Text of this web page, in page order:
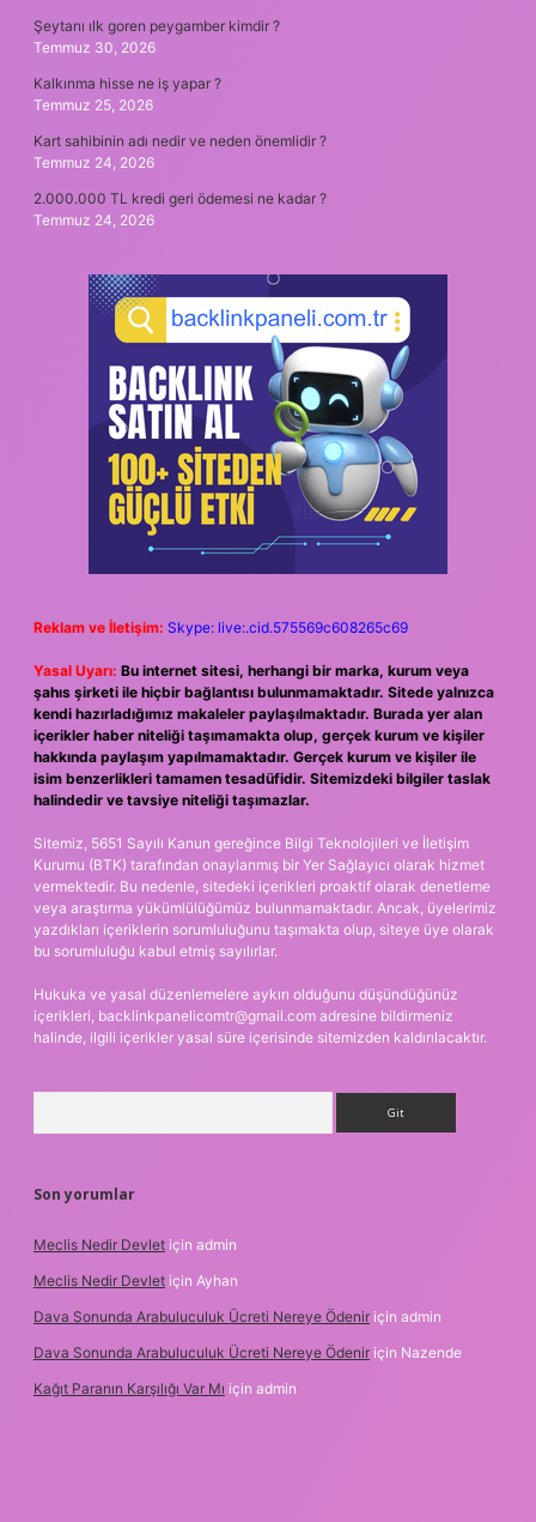
Şeytanı ılk goren peygamber kimdir ?
Temmuz 30, 2026
Kalkınma hisse ne iş yapar ?
Temmuz 25, 2026
Kart sahibinin adı nedir ve neden önemlidir ?
Temmuz 24, 2026
2.000.000 TL kredi geri ödemesi ne kadar ?
Temmuz 24, 2026
Reklam ve İletişim: Skype: live:.cid.575569c608265c69
Yasal Uyarı: Bu internet sitesi, herhangi bir marka, kurum veya
şahıs şirketi ile hiçbir bağlantısı bulunmamaktadır. Sitede yalnızca
kendi hazırladığımız makaleler paylaşılmaktadır. Burada yer alan
içerikler haber niteliği taşımamakta olup, gerçek kurum ve kişiler
hakkında paylaşım yapılmamaktadır. Gerçek kurum ve kişiler ile
isim benzerlikleri tamamen tesadüfidir. Sitemizdeki bilgiler taslak
halindedir ve tavsiye niteliği taşımazlar.
Sitemiz, 5651 Sayılı Kanun gereğince Bilgi Teknolojileri ve İletişim
Kurumu (BTK) tarafından onaylanmış bir Yer Sağlayıcı olarak hizmet
vermektedir. Bu nedenle, sitedeki içerikleri proaktif olarak denetleme
veya araştırma yükümlülüğümüz bulunmamaktadır. Ancak, üyelerimiz
yazdıkları içeriklerin sorumluluğunu taşımakta olup, siteye üye olarak
bu sorumluluğu kabul etmiş sayılırlar.
Hukuka ve yasal düzenlemelere aykırı olduğunu düşündüğünüz
içerikleri, backlinkpanelicomtr@gmail.com adresine bildirmeniz
halinde, ilgili içerikler yasal süre içerisinde sitemizden kaldırılacaktır.
Son yorumlar
Meclis Nedir Devlet için admin
Meclis Nedir Devlet için Ayhan
Dava Sonunda Arabuluculuk Ücreti Nereye Ödenir için admin
Dava Sonunda Arabuluculuk Ücreti Nereye Ödenir için Nazende
Kağıt Paranın Karşılığı Var Mı için admin